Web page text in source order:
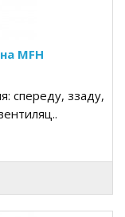
MFH
спереду, ззаду,